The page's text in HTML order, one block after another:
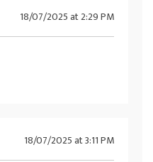
18/07/2025 at 2:29 PM
18/07/2025 at 3:11 PM